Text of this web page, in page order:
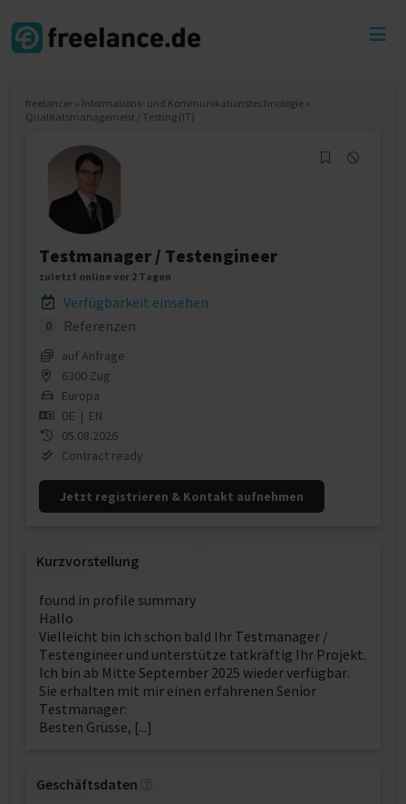
freelancer » Informations- und Kommunikationstechnologie »
Qualitätsmanagement / Testing (IT)
Testmanager / Testengineer
zuletzt online vor 2 Tagen
Verfügbarkeit einsehen
0 Referenzen
auf Anfrage
6300 Zug
Europa
DE | EN
05.08.2026
Contract ready
Jetzt registrieren & Kontakt aufnehmen
Kurzvorstellung
found in profile summary
Hallo
Vielleicht bin ich schon bald Ihr Testmanager /
Testengineer und unterstütze tatkräftig Ihr Projekt.
Ich bin ab Mitte September 2025 wieder verfügbar.
Sie erhalten mit mir einen erfahrenen Senior
Testmanager:
Besten Grüsse, [...]
Geschäftsdaten